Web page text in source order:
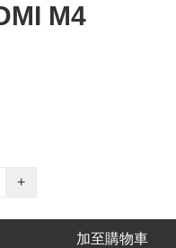
M4
+
加至購物車